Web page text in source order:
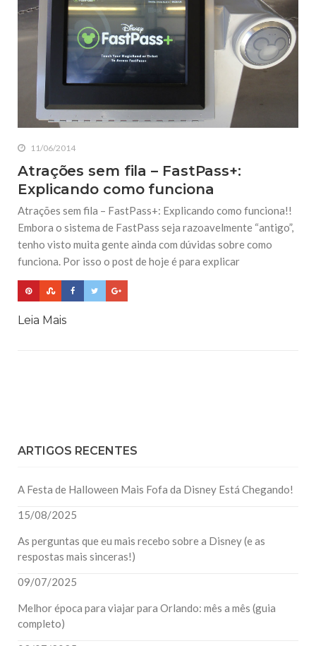
11/06/2014
Atrações sem fila – FastPass+:
Explicando como funciona
Atrações sem fila – FastPass+: Explicando como funciona!!
Embora o sistema de FastPass seja razoavelmente “antigo”,
tenho visto muita gente ainda com dúvidas sobre como
funciona. Por isso o post de hoje é para explicar
Leia Mais
ARTIGOS RECENTES
A Festa de Halloween Mais Fofa da Disney Está Chegando!
15/08/2025
As perguntas que eu mais recebo sobre a Disney (e as
respostas mais sinceras!)
09/07/2025
Melhor época para viajar para Orlando: mês a mês (guia
completo)